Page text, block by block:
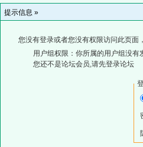
提示信息 »
您没有登录或者您没有权限访问此页面
用户组权限：你所属的用户组没有
您还不是论坛会员,请先登录论坛